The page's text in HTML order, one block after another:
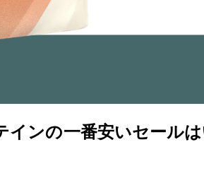
インの一番安いセール